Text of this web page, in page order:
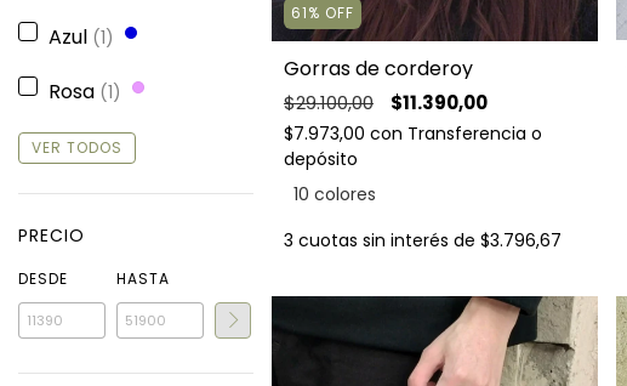
Azul (1)
Rosa (1)
VER TODOS
PRECIO
DESDE HASTA
61% OFF
Gorras de corderoy
$29.100,00 $11.390,00
$7.973,00 con Transferencia o
depósito
10 colores
3 cuotas sin interés de $3.796,67